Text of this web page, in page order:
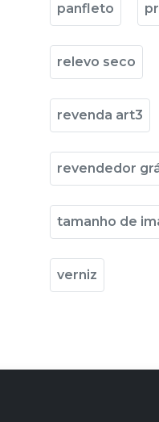
panfleto
relevo seco
revenda art3
revendedor
tamanho de
verniz